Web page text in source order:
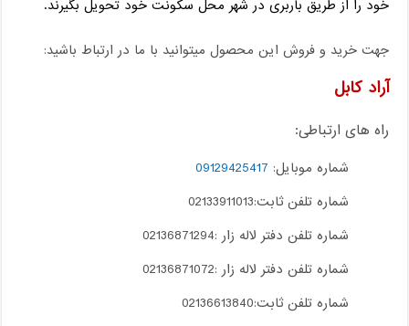
خود را از طریق باربری در شهر محل سکونت خود تحویل بگیرند.
جهت خرید و فروش این محصول میتوانید با ما در ارتباط باشید:
آراد کابل
راه های ارتباطی:
شماره موبایل: 09129425417
شماره تلفن ثابت:02133911013
شماره تلفن دفتر لاله زار :02136871294
شماره تلفن دفتر لاله زار :02136871072
شماره تلفن ثابت:02136613840